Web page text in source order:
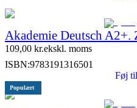
Akademie Deutsch A2+.
109,00 kr.ekskl. moms
ISBN:9783191316501
Føj
Populært